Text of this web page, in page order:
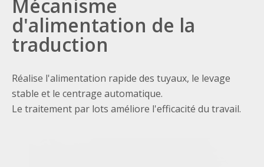
Définit un mécanisme de centrage, une correction du
matériau supérieur, un centrage automatique, une
libération des mains.
servo.